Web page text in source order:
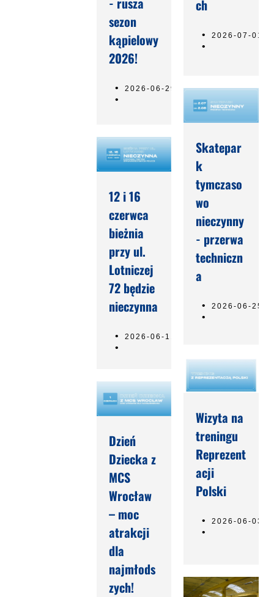
ch
2026-07-01
sezon
kąpielowy
2026!
2026-06-29
Skatepar
k
tymczaso
wo
nieczynny
- przerwa
techniczn
a
2026-06-25
12 i 16
czerwca
bieżnia
przy ul.
Lotniczej
72 będzie
nieczynna
2026-06-11
Wizyta na
treningu
Reprezent
acji
Polski
2026-06-03
Dzień
Dziecka z
MCS
Wrocław
– moc
atrakcji
dla
najmłods
zych!